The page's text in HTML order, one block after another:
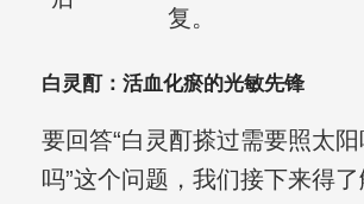
复。
白灵酊：活血化瘀的光敏先锋
要回答“白灵酊搽过需要照太
吗”这个问题，我们接下来得